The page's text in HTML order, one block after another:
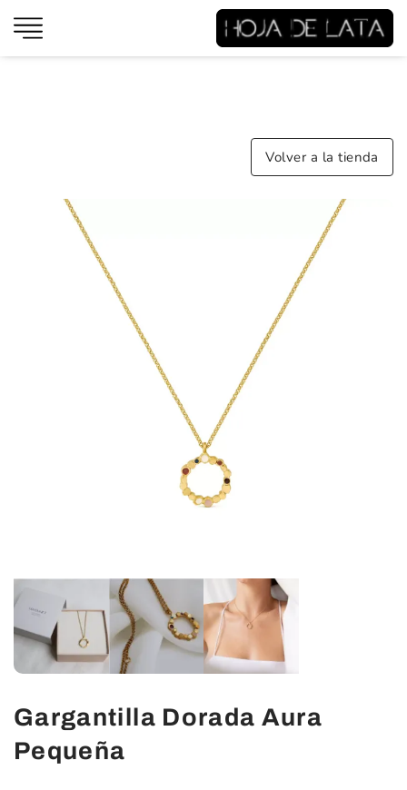
Volver a la tienda
Gargantilla Dorada Aura
Pequeña